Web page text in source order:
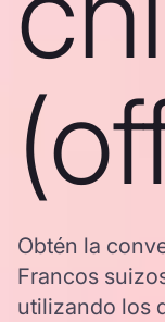
Obtén la
Francos
utilizando los